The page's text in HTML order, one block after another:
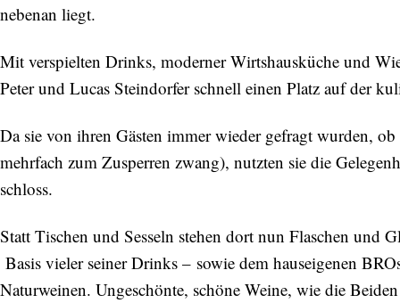
nebenan liegt.
Mit verspielten Drinks, moderner Wirtshausküche und
Peter und Lucas Steindorfer schnell einen Platz auf der
Da sie von ihren Gästen immer wieder gefragt wurden,
mehrfach zum Zusperren zwang), nutzten sie die
schloss.
Statt Tischen und Sesseln stehen dort nun Flaschen und
Basis vieler seiner Drinks – sowie dem hauseigenen
Naturweinen. Ungeschönte, schöne Weine, wie die